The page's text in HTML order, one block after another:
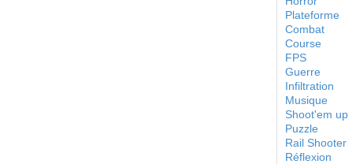
Plateforme
Combat
Course
FPS
Guerre
Infiltration
Musique
Shoot'em up
Puzzle
Rail Shooter
Réflexion